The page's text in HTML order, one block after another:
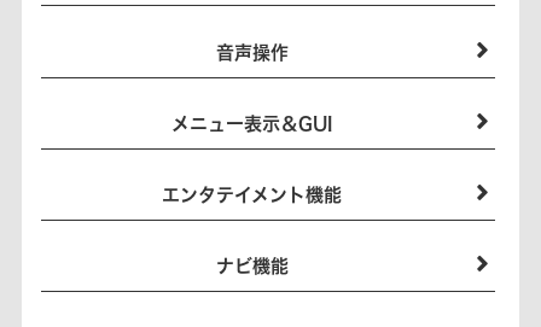
音声操作
メニュー表示＆GUI
エンタテイメント機能
ナビ機能